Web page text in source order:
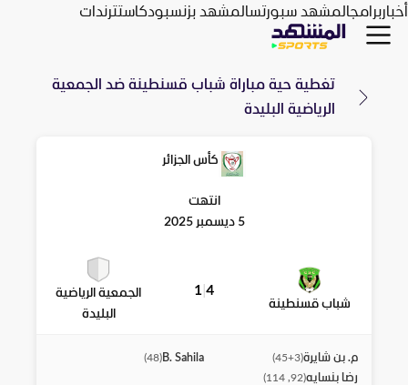
أخباربرامجالمشهد سبورتسالمشهد بزنسبودكاستترندات
تغطية حية مباراة شباب قسنطينة ضد الجمعية
الرياضية البليدة
كأس الجزائر
انتهت
5 ديسمبر 2025
شباب قسنطينة
4
1
الجمعية الرياضية
البليدة
م. بن شايرة(
45+3
)
رضا بنسايه(
92, 114
)
B. Sahila
(
48
)